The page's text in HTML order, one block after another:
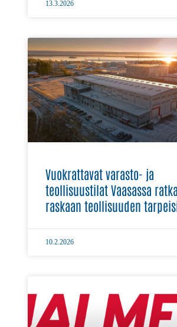
13.3.2026
Vuokrattavat varasto- ja
teollisuustilat Vaasassa
raskaan teollisuuden
10.2.2026